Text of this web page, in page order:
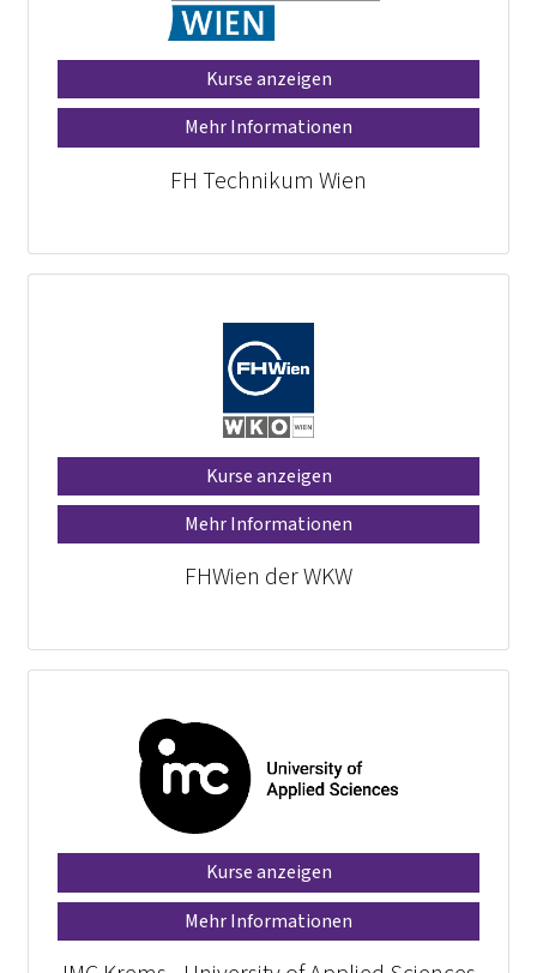
Kurse anzeigen
Mehr Informationen
FH Technikum Wien
Kurse anzeigen
Mehr Informationen
FHWien der WKW
Kurse anzeigen
Mehr Informationen